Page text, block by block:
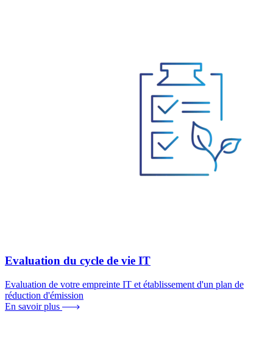
Evaluation du cycle de vie IT
Evaluation de votre empreinte IT et établissement d'un plan de
réduction d'émission
En savoir plus